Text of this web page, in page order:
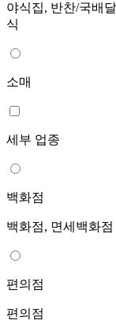
야식집, 반찬/국배
식
소매
세부 업종
백화점
백화점, 면세백화점
편의점
편의점